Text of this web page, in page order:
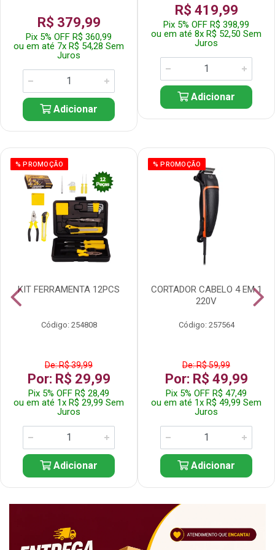
R$ 379,99
Pix 5% OFF R$ 360,99
ou em até 7x R$ 54,28 Sem
Juros
Adicionar
R$ 419,99
Pix 5% OFF R$ 398,99
ou em até 8x R$ 52,50 Sem
Juros
Adicionar
% PROMOÇÃO
KIT FERRAMENTA 12PCS
Código: 254808
De: R$ 39,99
Por: R$ 29,99
Pix 5% OFF R$ 28,49
ou em até 1x R$ 29,99 Sem
Juros
Adicionar
% PROMOÇÃO
CORTADOR CABELO 4 EM 1
220V
Código: 257564
De: R$ 59,99
Por: R$ 49,99
Pix 5% OFF R$ 47,49
ou em até 1x R$ 49,99 Sem
Juros
Adicionar